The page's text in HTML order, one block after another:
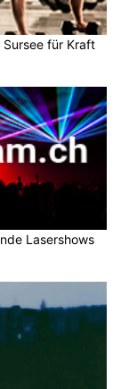
Sursee für Kraft
Lasershows